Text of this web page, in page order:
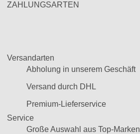
ZAHLUNGSARTEN
Versandarten
Abholung in unserem Geschäft
Versand durch DHL
Premium-Lieferservice
Service
Große Auswahl aus Top-Marken